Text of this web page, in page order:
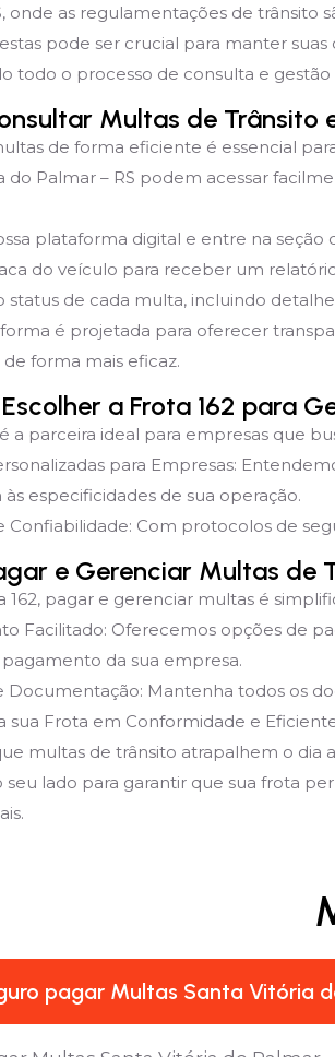
onde as regulamentações de
pode ser crucial para manter
todo o processo de consulta e
Multas de Trânsito
de forma eficiente é essencial
do Palmar – RS podem acessar
plataforma digital e entre na seção
do veículo para receber um
status de cada multa, incluindo
é projetada para oferecer
de forma mais eficaz.
a Frota 162 para
a parceira ideal para empresas que
para Empresas:
especificidades de sua operação.
Confiabilidade: Com protocolos de
e Gerenciar Multas de
162, pagar e gerenciar multas é
Facilitado: Oferecemos opções de
da sua empresa.
Documentação: Mantenha todos os
sua Frota em Conformidade e
multas de trânsito atrapalhem o dia
seu lado para garantir que sua frota
pagar Multas Santa Vitória